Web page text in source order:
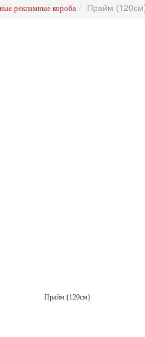
рекламные короба Прайм
Прайм (120см)